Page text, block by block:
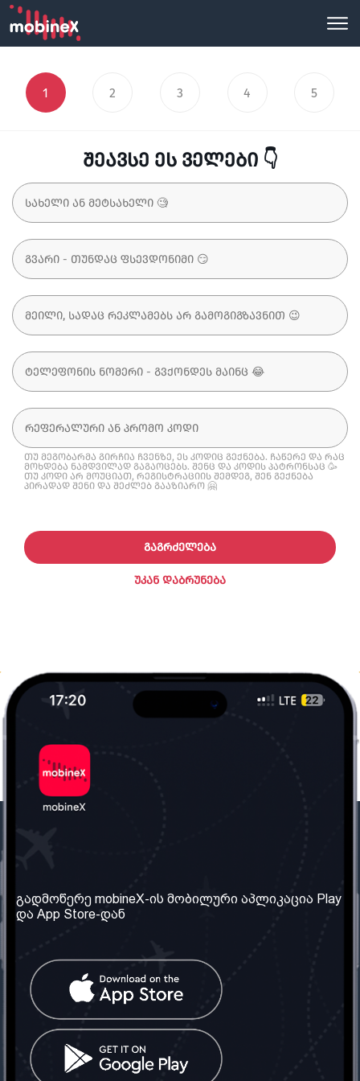
1 2 3 4 5
შეავსე ეს ველები 👇
თუ მეგობარმა გირჩია ჩვენზე, ეს კოდიც გექნება. ჩაწერე და რაც
მოხდება ნამდვილად გაგაოცებს. შენც და კოდის პატრონსაც 🥳
თუ კოდი არ მოუციათ, რეგისტრაციის შემდეგ, შენ გექნება
პირადად შენი და შეძლებ გააზიარო 🤗
ᲣᲙᲐᲜ ᲓᲐᲑᲠᲣᲜᲔᲑᲐ
ᲒᲐᲒᲠᲫᲔᲚᲔᲑᲐ
ჩვენ შესახებ
ჩვენი სერვისები
წესები და პირობები
კითხვები
კონტაქტი
საქართველო: თბილისი
ტელ: 032 2 04 00 50
სოციალური ქსელი
გადმოწერე mobineX-ის მობილური აპლიკაცია Play
და App Store-დან